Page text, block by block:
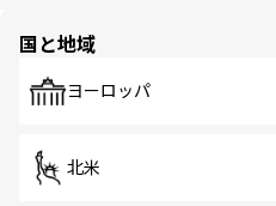
で、ホーカーズは地元
国と地域
ヨーロッパ
北米